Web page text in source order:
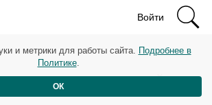
Войти
рулон туалетной
и метрики для работы сайта. Подробнее в
Политике.
ОК